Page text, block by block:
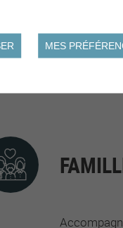
Activités/
Prévention
MES